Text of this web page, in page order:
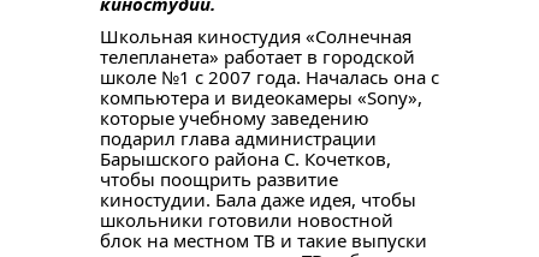
Школьная киностудия «Солнечная
телепланета» работает в городской
школе №1 с 2007 года. Началась она с
компьютера и видеокамеры «Sony»,
которые учебному заведению
подарил глава администрации
Барышского района С. Кочетков,
чтобы поощрить развитие
киностудии. Бала даже идея, чтобы
школьники готовили новостной
блок на местном ТВ и такие выпуски